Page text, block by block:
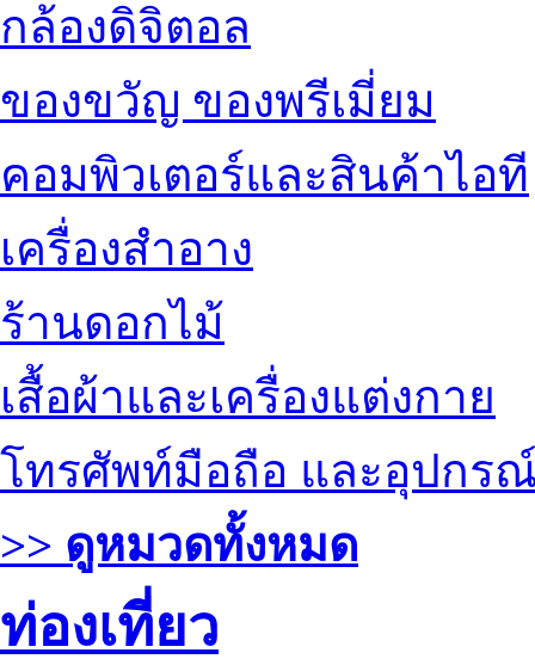
กล้องดิจิตอล
ของขวัญ ของพรีเมี่ยม
คอมพิวเตอร์และสินค้าไอที
เครื่องสำอาง
ร้านดอกไม้
เสื้อผ้าและเครื่องแต่งกาย
โทรศัพท์มือถือ และอุปกร
>> ดูหมวดทั้งหมด
ท่องเที่ยว